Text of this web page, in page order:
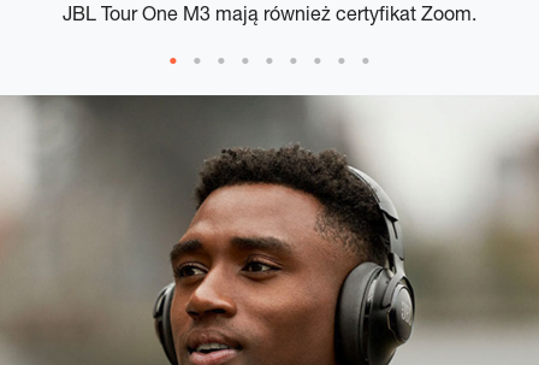
JBL Tour One M3 mają również certyfikat Zoom.